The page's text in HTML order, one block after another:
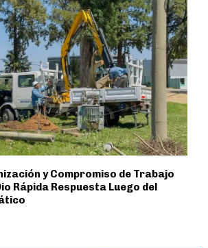
y Compromiso de Trabajo
Rápida Respuesta Luego del